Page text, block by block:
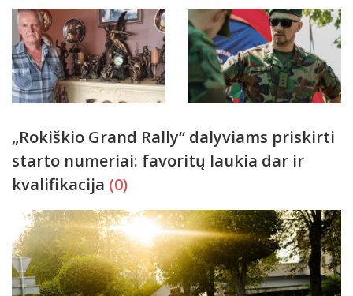
„Rokiškio Grand Rally“ dalyviams priskirti
starto numeriai: favoritų laukia dar ir
kvalifikacija (0)